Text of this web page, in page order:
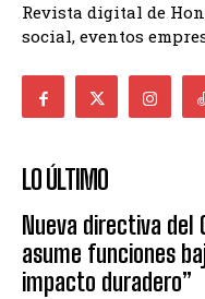
Revista digital de
social, eventos
LO ÚLTIMO
Nueva directiva del
asume funciones
impacto duradero”